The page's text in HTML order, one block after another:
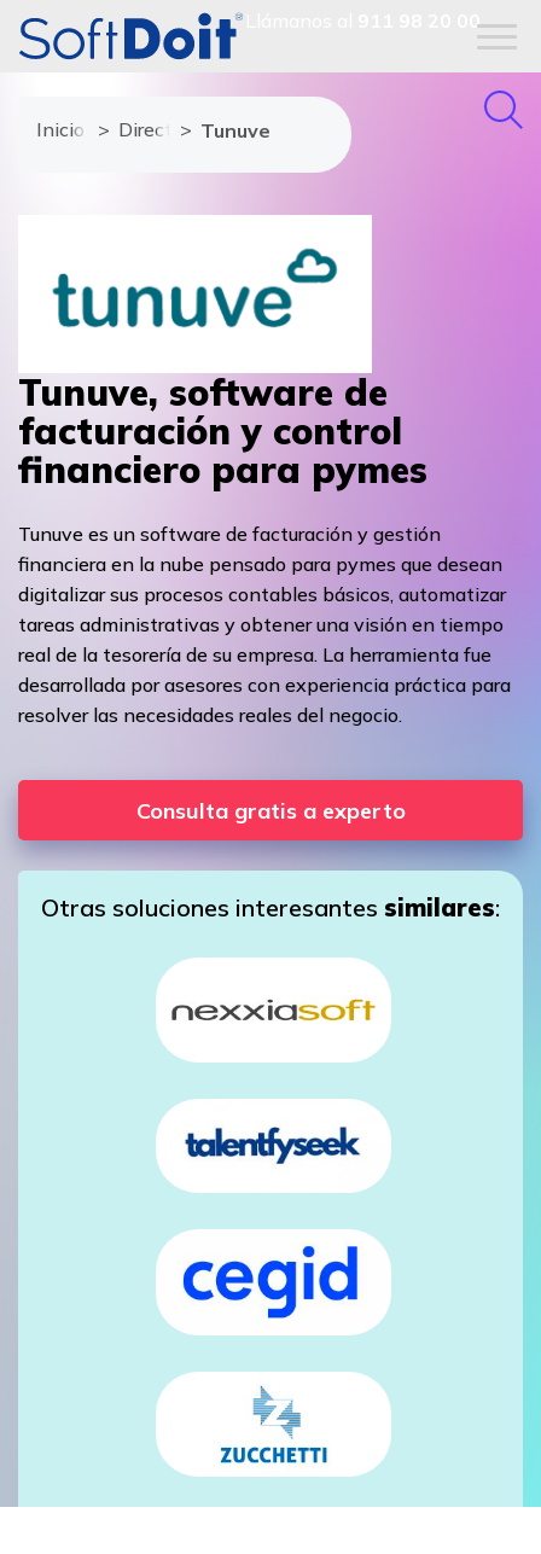
911 98 20 00
Inicio Directorio de proveedores
Tunuve
Tunuve, software de
facturación y control
financiero para pymes
Tunuve es un software de facturación y gestión
financiera en la nube pensado para pymes que desean
digitalizar sus procesos contables básicos, automatizar
tareas administrativas y obtener una visión en tiempo
real de la tesorería de su empresa. La herramienta fue
desarrollada por asesores con experiencia práctica para
resolver las necesidades reales del negocio.
Consulta gratis a experto
Otras soluciones interesantes similares: